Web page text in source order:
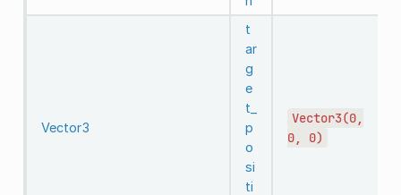
Vector3
t
ar
g
e
t_
p
o
si
ti
Vector3(0,
0,
0)